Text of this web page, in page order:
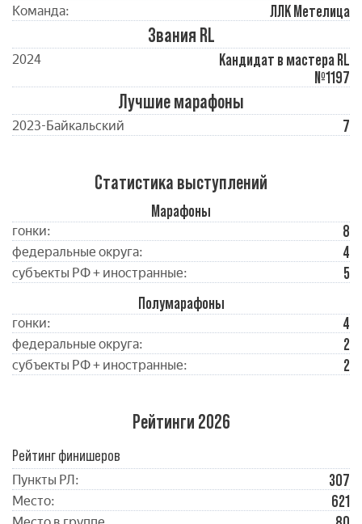
Команда: ЛЛК Метелица
Звания RL
2024
Кандидат в мастера RL
№1197
Лучшие марафоны
2023-Байкальский 7
Статистика выступлений
Марафоны
гонки: 8
федеральные округа: 4
субъекты РФ + иностранные:
5
Полумарафоны
гонки: 4
федеральные округа: 2
субъекты РФ + иностранные: 2
Рейтинги 2026
Рейтинг финишеров
Пункты РЛ: 307
Место: 621